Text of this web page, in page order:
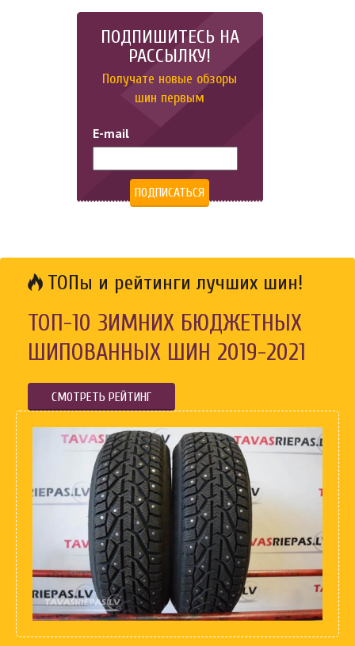
ПОДПИШИТЕСЬ НА
РАССЫЛКУ!
Получате новые обзоры
шин первым
E-mail
ТОПы и рейтинги лучших шин!
ТОП-10 ЗИМНИХ БЮДЖЕТНЫХ
ШИПОВАННЫХ ШИН 2019-2021
СМОТРЕТЬ РЕЙТИНГ